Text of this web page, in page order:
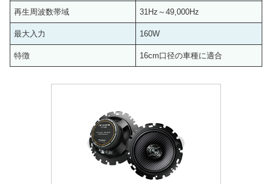
再生周波数帯域 31Hz～49,000Hz
最大入力 160W
特徴 16cm口径の車種に適合